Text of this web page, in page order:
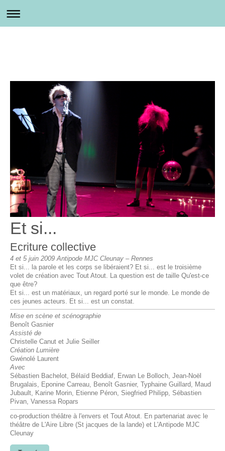
Et si...
Ecriture collective
4 et 5 juin 2009 Antipode MJC Cleunay – Rennes
Et si... la parole et les corps se libéraient? Et si... est le troisième
volet de création avec Tout Atout. La question est de taille Qu'est-ce
que être?
Et si... est un matériaux, un regard porté sur le monde. Le monde de
ces jeunes acteurs. Et si... est un constat.
Mise en scène et scénographie
Benoît Gasnier
Assisté de
Christelle Canut et Julie Seiller
Création Lumière
Gwénolé Laurent
Avec
Sébastien Bachelot, Bélaïd Beddiaf, Erwan Le Bolloch, Jean-Noël
Brugalais, Eponine Carreau, Benoît Gasnier, Typhaine Guillard, Maud
Jubault, Karine Morin, Etienne Péron, Siegfried Philipp, Sébastien
Pivan, Vanessa Ropars
co-production théâtre à l'envers et Tout Atout. En partenariat avec le
théâtre de L'Aire Libre (St jacques de la lande) et L'Antipode MJC
Cleunay